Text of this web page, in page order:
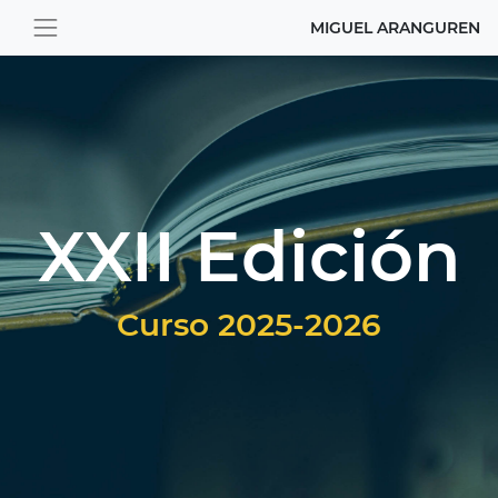
MIGUEL ARANGUREN
XXII Edición
Curso 2025-2026